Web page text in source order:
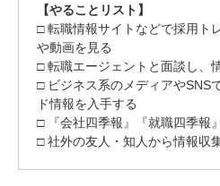
【やることリスト】
□ 転職情報サイトなどで採用ト
や動画を見る
□ 転職エージェントと面談し、
□ ビジネス系のメディアやSNS
ド情報を入手する
□ 『会社四季報』『就職四季報
□ 社外の友人・知人から情報収